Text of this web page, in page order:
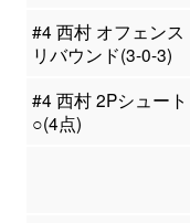
#4 西村 オフェンス
リバウンド(3-0-3)
#4 西村 2Pシュート
○(4点)